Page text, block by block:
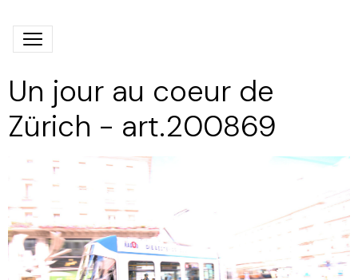
Un jour au coeur de
Zürich - art.200869